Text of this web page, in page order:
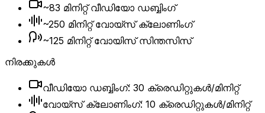
~83 മിനിറ്റ് വീഡിയോ ഡബ്ബിംഗ്
~250 മിനിറ്റ് വോയ്സ് ക്ലോണിംഗ്
~125 മിനിറ്റ് വോയിസ് സിന്തസിസ്
നിരക്കുകൾ
വീഡിയോ ഡബ്ബിംഗ്: 30 ക്രെഡിറ്റുകൾ/മിനിറ്റ്
വോയ്‌സ് ക്ലോണിംഗ്: 10 ക്രെഡിറ്റുകൾ/മിനിറ്റ്